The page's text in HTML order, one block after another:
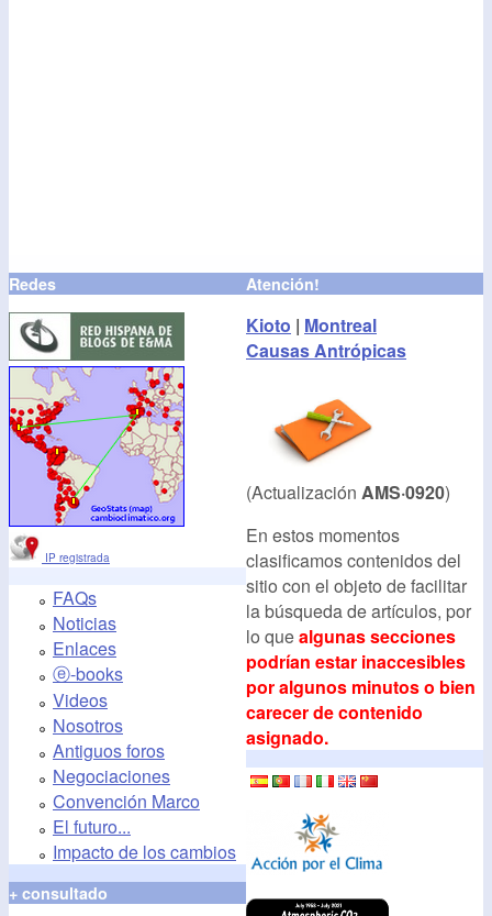
Redes
IP registrada
FAQs
Noticias
Enlaces
ⓔ-books
Videos
Nosotros
Antiguos foros
Negociaciones
Convención Marco
El futuro...
Impacto de los cambios
+ consultado
Atención!
Kioto | Montreal
Causas Antrópicas
(Actualización AMS·0920)
En estos momentos
clasificamos contenidos del
sitio con el objeto de facilitar
la búsqueda de artículos, por
lo quealgunas secciones
podrían estar inaccesibles
por algunos minutos o bien
carecer de contenido
asignado.